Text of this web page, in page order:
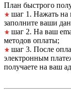
План быстрого
шаг 1. Нажать на
заполните ваши
шаг 2. На ваш
методов оплаты;
шаг 3. После
электронным
получаете на ваш